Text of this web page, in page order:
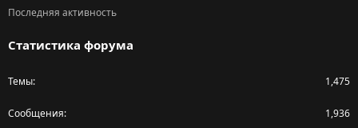
Последняя активность
Статистика форума
Темы 1,475
Сообщения 1,936